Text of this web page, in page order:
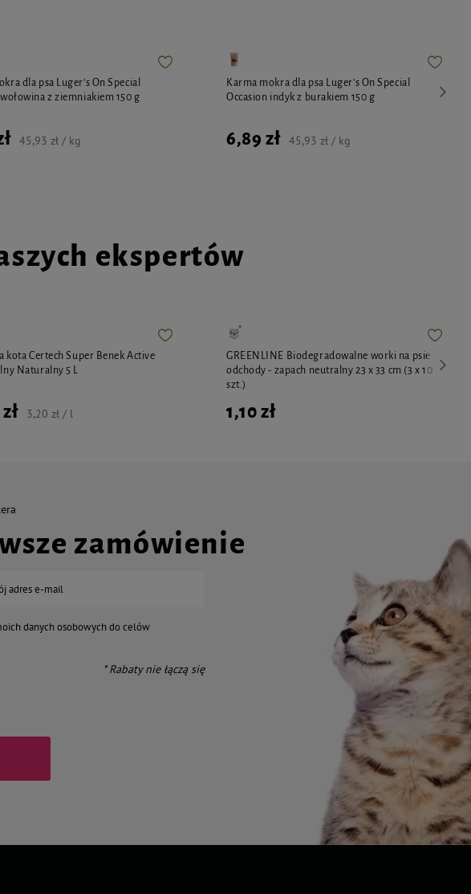
dla psa Luger's On Special
z ziemniakiem 150 g
45,93 zł / kg
Karma mokra dla psa Luger's On Special
Occasion indyk z burakiem 150 g
6,89 zł 45,93 zł / kg
ekspertów
kota Certech Super Benek Active
Naturalny 5 L
3,20 zł / l
GREENLINE Biodegradowalne worki na psie
odchody - zapach neutralny 23 x 33 cm (3 x 10
szt.)
1,10 zł
zamówienie
adres e-mail
danych osobowych do celów
* Rabaty nie łączą się